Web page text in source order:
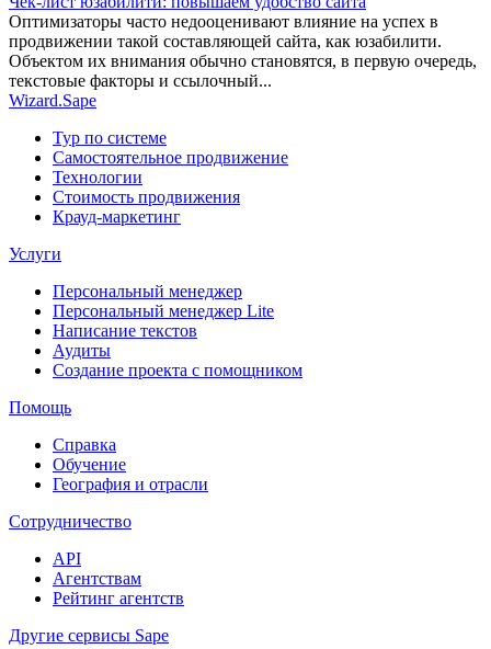
Оптимизаторы часто недооценивают влияние на успех в
продвижении такой составляющей сайта, как юзабилити.
Объектом их внимания обычно становятся, в первую очередь,
текстовые факторы и ссылочный...
Wizard.Sape
Тур по системе
Самостоятельное продвижение
Технологии
Стоимость продвижения
Крауд-маркетинг
Услуги
Персональный менеджер
Персональный менеджер Lite
Написание текстов
Аудиты
Создание проекта с помощником
Помощь
Справка
Обучение
География и отрасли
Сотрудничество
API
Агентствам
Рейтинг агентств
Другие сервисы Sape